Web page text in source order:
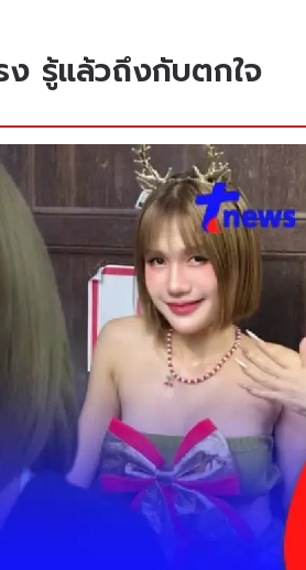
ง รู้แล้วถึงกับตกใจ